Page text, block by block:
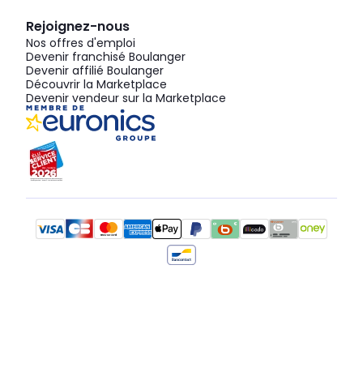
Rejoignez-nous
Nos offres d'emploi
Devenir franchisé Boulanger
Devenir affilié Boulanger
Découvrir la Marketplace
Devenir vendeur sur la Marketplace